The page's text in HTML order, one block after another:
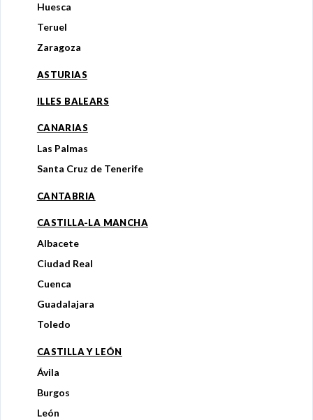
Huesca
Teruel
Zaragoza
ASTURIAS
ILLES BALEARS
CANARIAS
Las Palmas
Santa Cruz de Tenerife
CANTABRIA
CASTILLA-LA MANCHA
Albacete
Ciudad Real
Cuenca
Guadalajara
Toledo
CASTILLA Y LEÓN
Ávila
Burgos
León